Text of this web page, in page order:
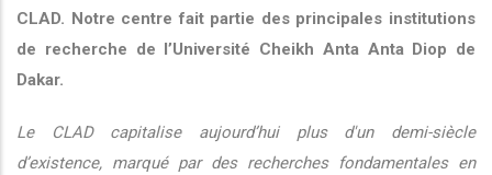
CLAD. Notre centre fait partie des principales institutions
de recherche de l’Université Cheikh Anta Anta Diop de
Dakar.
Le CLAD capitalise aujourd’hui plus d'un demi-siècle
d’existence, marqué par des recherches fondamentales en